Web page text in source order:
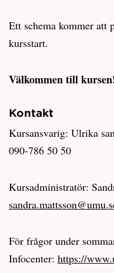
Ett schema kommer att
kursstart.
Välkommen till
Kontakt
Kursansvarig: Ulrika
090-786 50 50
Kursadministratör:
För frågor under
Infocenter: https://